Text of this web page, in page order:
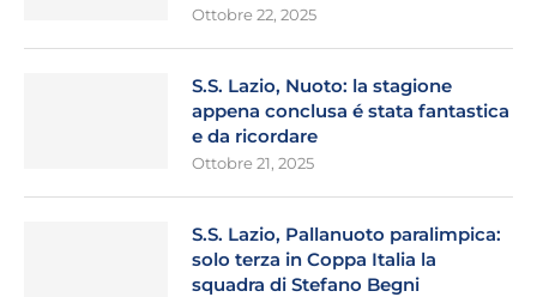
Ottobre 22, 2025
S.S. Lazio, Nuoto: la stagione
appena conclusa é stata fantastica
e da ricordare
Ottobre 21, 2025
S.S. Lazio, Pallanuoto paralimpica:
solo terza in Coppa Italia la
squadra di Stefano Begni